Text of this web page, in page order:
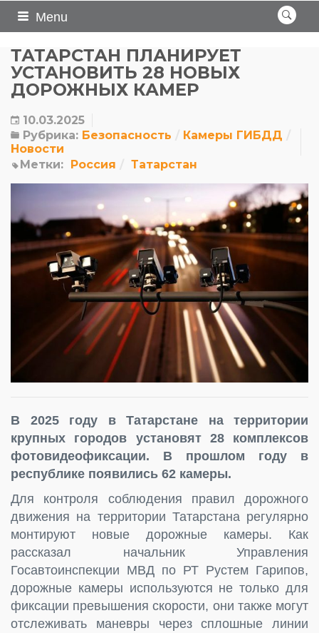
Menu
ТАТАРСТАН ПЛАНИРУЕТ
УСТАНОВИТЬ 28 НОВЫХ
ДОРОЖНЫХ КАМЕР
10.03.2025
Рубрика: Безопасность
Камеры ГИБДД
Новости
Метки: Россия Татарстан
В 2025 году в Татарстане на территории
крупных городов установят 28 комплексов
фотовидеофиксации. В прошлом году в
республике появились 62 камеры.
Для контроля соблюдения правил дорожного
движения на территории Татарстана регулярно
монтируют новые дорожные камеры. Как
рассказал начальник Управления
Госавтоинспекции МВД по РТ Рустем Гарипов,
дорожные камеры используются не только для
фиксации превышения скорости, они также могут
отслеживать маневры через сплошные линии